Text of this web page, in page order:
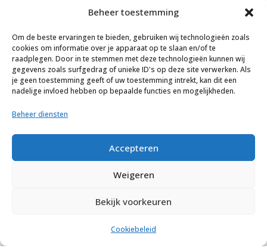
Beheer toestemming
Om de beste ervaringen te bieden, gebruiken wij technologieën zoals
cookies om informatie over je apparaat op te slaan en/of te
raadplegen. Door in te stemmen met deze technologieën kunnen wij
gegevens zoals surfgedrag of unieke ID's op deze site verwerken. Als
je geen toestemming geeft of uw toestemming intrekt, kan dit een
nadelige invloed hebben op bepaalde functies en mogelijkheden.
Beheer diensten
Accepteren
Weigeren
Bekijk voorkeuren
Cookiebeleid
© C. Jansen Grondverzet BV2026